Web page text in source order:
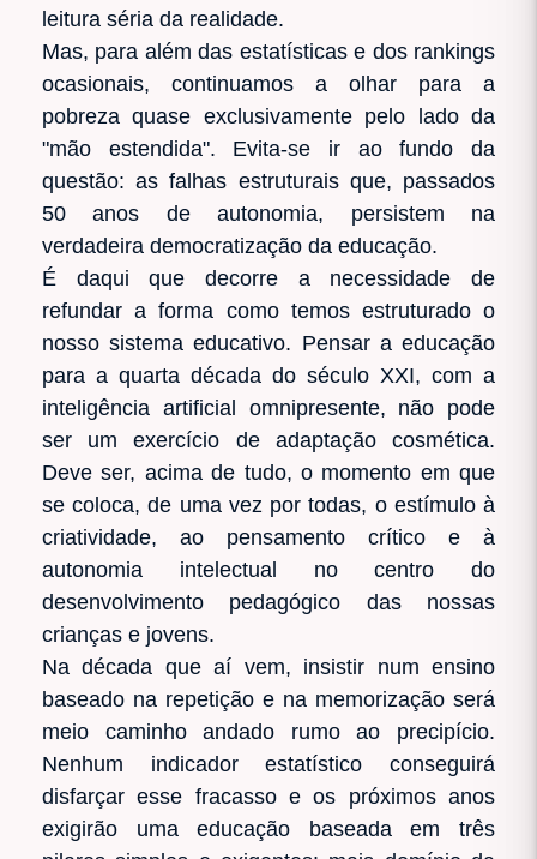
leitura séria da realidade.
Mas, para além das estatísticas e dos rankings
ocasionais, continuamos a olhar para a
pobreza quase exclusivamente pelo lado da
"mão estendida". Evita-se ir ao fundo da
questão: as falhas estruturais que, passados
50 anos de autonomia, persistem na
verdadeira democratização da educação.
É daqui que decorre a necessidade de
refundar a forma como temos estruturado o
nosso sistema educativo. Pensar a educação
para a quarta década do século XXI, com a
inteligência artificial omnipresente, não pode
ser um exercício de adaptação cosmética.
Deve ser, acima de tudo, o momento em que
se coloca, de uma vez por todas, o estímulo à
criatividade, ao pensamento crítico e à
autonomia intelectual no centro do
desenvolvimento pedagógico das nossas
crianças e jovens.
Na década que aí vem, insistir num ensino
baseado na repetição e na memorização será
meio caminho andado rumo ao precipício.
Nenhum indicador estatístico conseguirá
disfarçar esse fracasso e os próximos anos
exigirão uma educação baseada em três